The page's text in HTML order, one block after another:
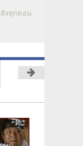
งทุกตอน